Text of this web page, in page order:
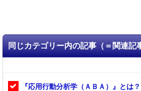
同じカテゴリー内の記事（＝関連記
『応用行動分析学（ＡＢＡ）』とは